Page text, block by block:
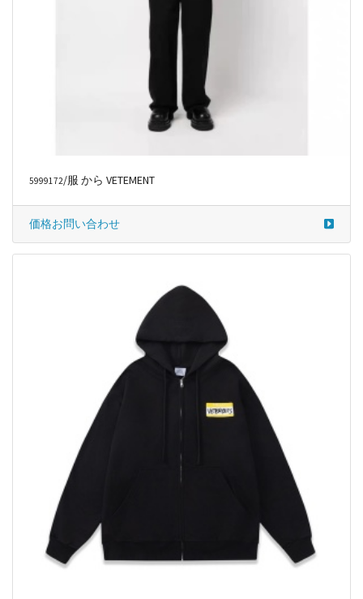
5999172/服 から VETEMENT
価格お問い合わせ